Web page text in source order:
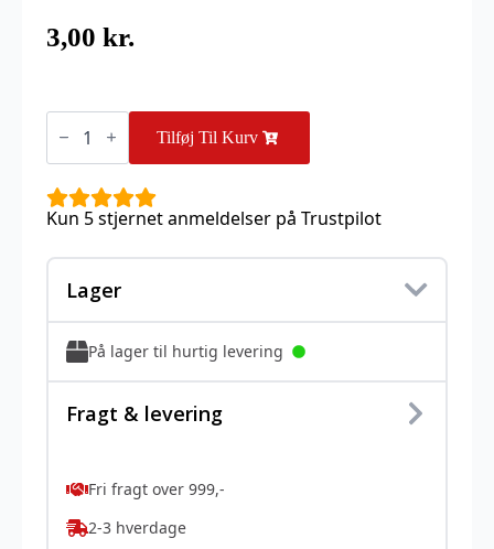
3,00 kr.
Hippopotas
antal
Tilføj Til Kurv
Kun 5 stjernet anmeldelser på Trustpilot
Lager
På lager til hurtig levering
Fragt & levering
Fri fragt over 999,-
2-3 hverdage